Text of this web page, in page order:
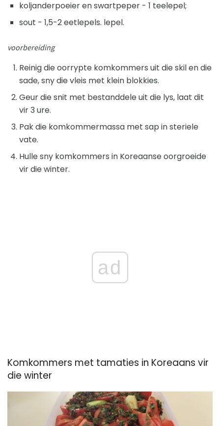
koljanderpoeier en swartpeper - 1 teelepel;
sout - 1,5-2 eetlepels. lepel.
voorbereiding
Reinig die oorrypte komkommers uit die skil en die
sade, sny die vleis met klein blokkies.
Geur die snit met bestanddele uit die lys, laat dit
vir 3 ure.
Pak die komkommermassa met sap in steriele
vate.
Hulle sny komkommers in Koreaanse oorgroeide
vir die winter.
ad
Komkommers met tamaties in Koreaans vir
die winter